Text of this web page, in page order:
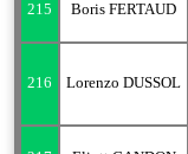
215 Boris FERTAUD
216 Lorenzo DUSSOL